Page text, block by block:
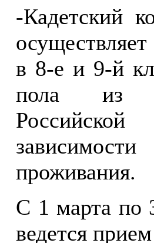
-Кадетский
в 8-е и 9-й
пола из
проживания.
С 1 марта по
ведется